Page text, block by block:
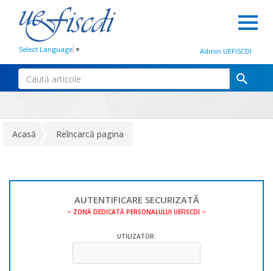
Select Language ▼ Admin UEFISCDI
Acasă Reîncarcă pagina
AUTENTIFICARE SECURIZATĂ
~ ZONĂ DEDICATĂ PERSONALULUI UEFISCDI ~
UTILIZATOR: